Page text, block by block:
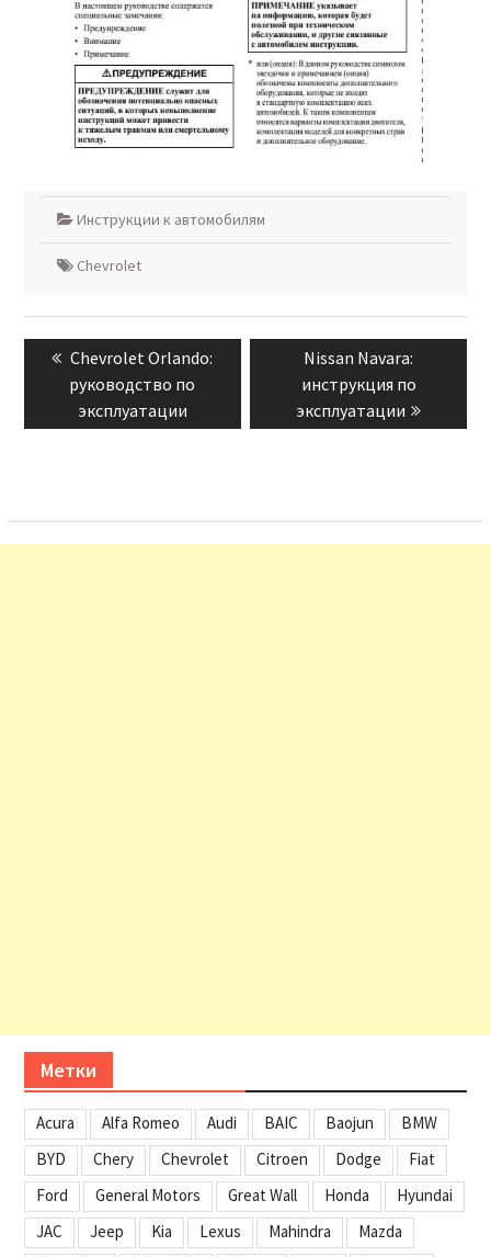
Инструкции к автомобилям
Chevrolet
Навигация
записям
Previous
post:
Chevrolet Orlando:
руководство по
эксплуатации
Next
post:
Nissan Navara:
инструкция по
эксплуатации
Метки
Acura Alfa Romeo Audi BAIC Baojun
BMW
BYD
Chery Chevrolet Citroen Dodge
Fiat
Ford
General Motors Great Wall Honda
Hyundai
JAC
Jeep Kia Lexus Mahindra
Mazda